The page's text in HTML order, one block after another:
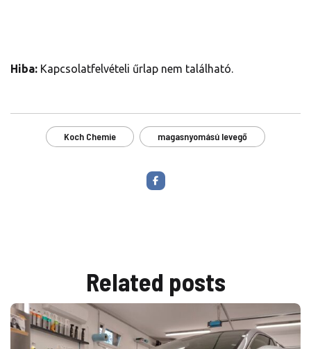
Hiba: Kapcsolatfelvételi űrlap nem található.
Koch Chemie magasnyomású levegő
Related posts